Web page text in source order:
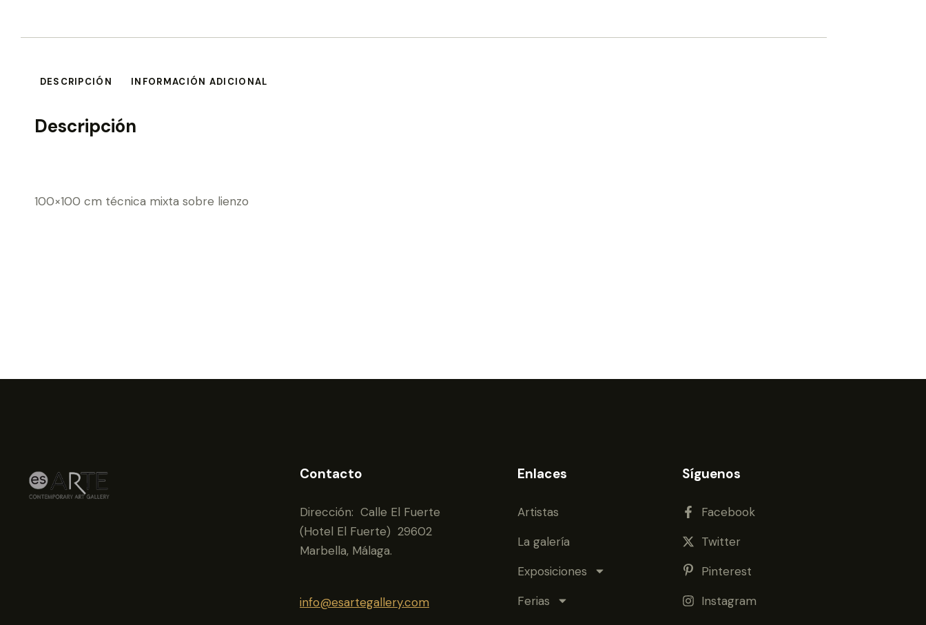
DESCRIPCIÓN INFORMACIÓN ADICIONAL
Descripción
100×100 cm técnica mixta sobre lienzo
Contacto
Dirección: Calle El Fuerte
(Hotel El Fuerte) 29602
Marbella, Málaga.
info@esartegallery.com
Enlaces
Artistas
La galería
Exposiciones
Ferias
Síguenos
Facebook
Twitter
Pinterest
Instagram